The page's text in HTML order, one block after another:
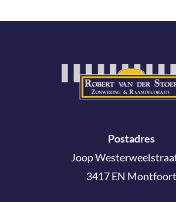
Postadres
Joop
3417 EN Montfoort